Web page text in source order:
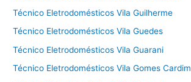
Técnico Eletrodomésticos Vila Guilherme
Técnico Eletrodomésticos Vila Guedes
Técnico Eletrodomésticos Vila Guarani
Técnico Eletrodomésticos Vila Gomes Cardim